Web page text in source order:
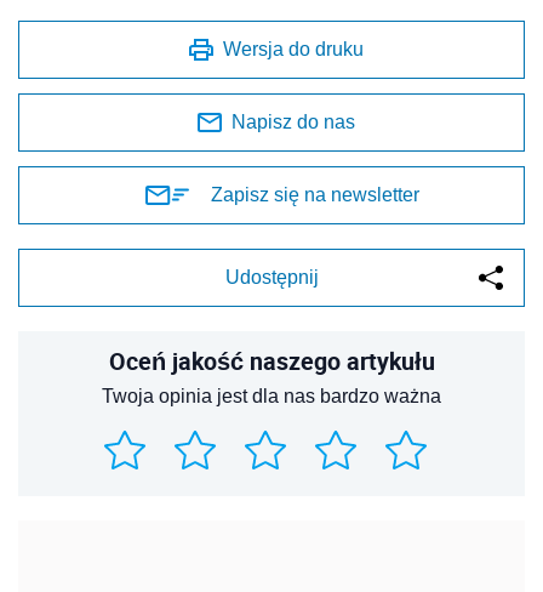
Wersja do druku
Napisz do nas
Zapisz się na newsletter
Udostępnij
Oceń jakość naszego artykułu
Twoja opinia jest dla nas bardzo ważna